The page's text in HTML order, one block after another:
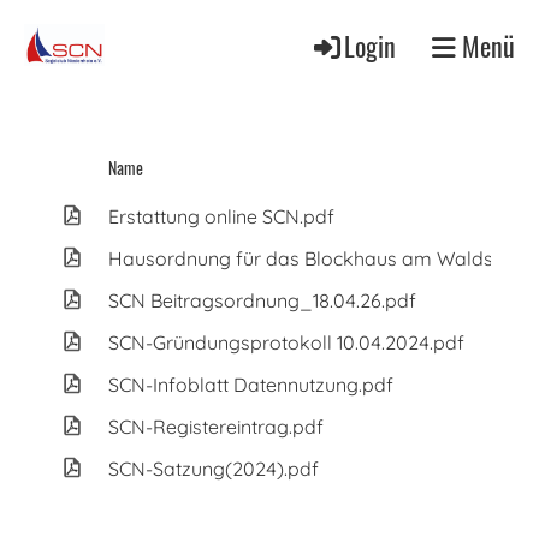
Login Menü
Name
Erstattung online SCN.pdf
Hausordnung für das Blockhaus am
SCN Beitragsordnung_18.04.26.pdf
SCN-Gründungsprotokoll 10.04.2024.pdf
SCN-Infoblatt Datennutzung.pdf
SCN-Registereintrag.pdf
SCN-Satzung(2024).pdf